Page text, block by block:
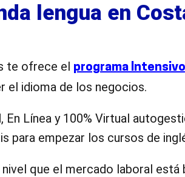
lengua en
te ofrece el programa
el idioma de los negocios.
Línea y 100% Virtual
para empezar los cursos de
que el mercado laboral está